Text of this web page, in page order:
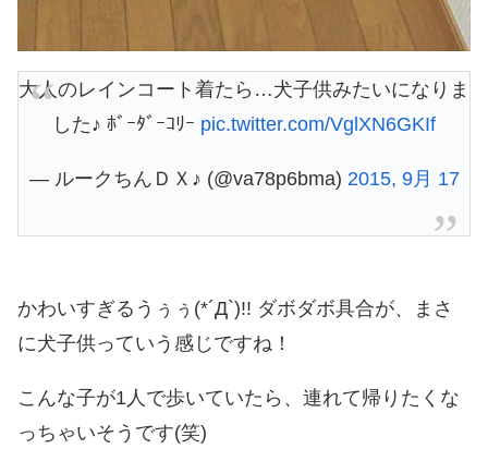
大人のレインコート着たら…犬子供みたいになりま
した♪ ﾎﾞｰﾀﾞｰｺﾘｰ pic.twitter.com/VglXN6GKIf
— ルークちんＤＸ♪ (@va78p6bma) 2015, 9月 17
かわいすぎるうぅぅ(*´Д`)!! ダボダボ具合が、まさ
に犬子供っていう感じですね！
こんな子が1人で歩いていたら、連れて帰りたくな
っちゃいそうです(笑)